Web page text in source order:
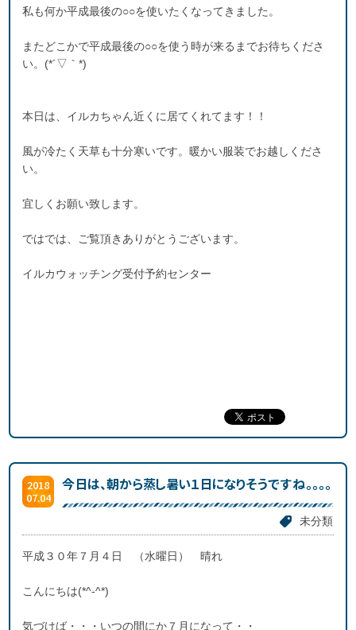
私も何か平成最後の○○を使いたくなってきました。
またどこかで平成最後の○○を使う時が来るまでお待ちくださ
い。(*´▽｀*)
本日は、イルカちゃん近くに居てくれてます！！
風が冷たく天草も十分寒いです。暖かい服装でお越しくださ
い。
宜しくお願い致します。
ではでは、ご覧頂きありがとうございます。
イルカウォッチング受付予約センター
2018
07.04
今日は、朝から蒸し暑い１日になりそうですね。。。。
未分類
平成３０年７月４日 （水曜日） 晴れ
こんにちは(*^-^*)
気づけば・・・いつの間にか７月になって・・